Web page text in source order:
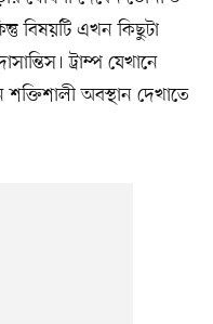
বিষয়টি এখন কিছুটা
ট্রাম্প যেখানে
অবস্থান দেখাতে